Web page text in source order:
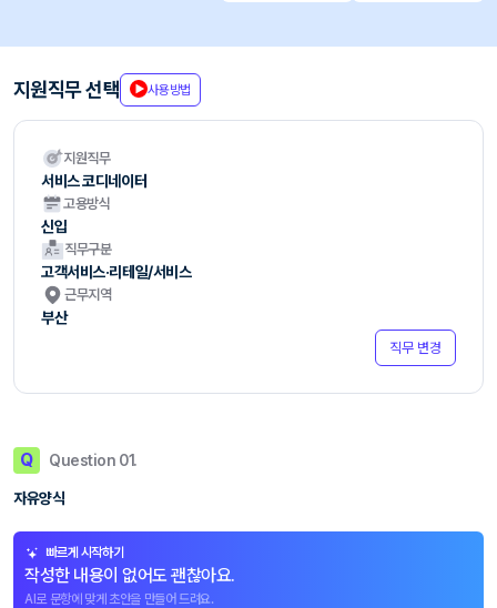
지원직무 선택 사용방법
지원직무
서비스 코디네이터
고용방식
신입
직무구분
고객서비스·리테일/서비스
근무지역
부산
직무 변경
Q Question 01.
자유양식
빠르게 시작하기
작성한 내용이 없어도 괜찮아요.
AI로 문항에 맞게 초안을 만들어 드려요.